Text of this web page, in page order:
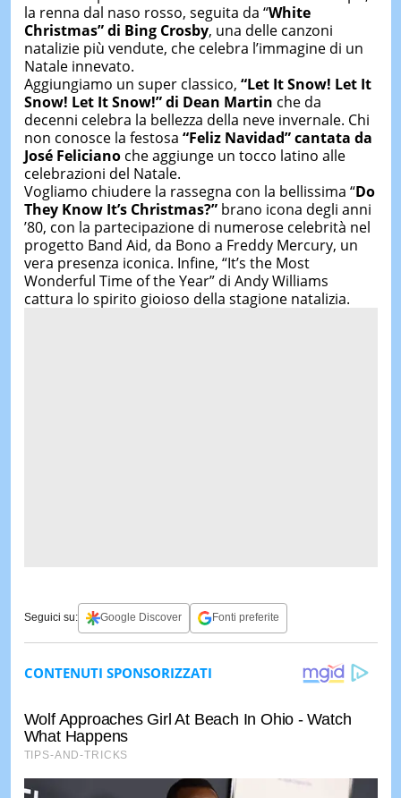
la renna dal naso rosso, seguita da “White
Christmas” di Bing Crosby, una delle canzoni
natalizie più vendute, che celebra l’immagine di un
Natale innevato.
Aggiungiamo un super classico, “Let It Snow! Let It
Snow! Let It Snow!” di Dean Martin che da
decenni celebra la bellezza della neve invernale. Chi
non conosce la festosa “Feliz Navidad” cantata da
José Felicianoche aggiunge un tocco latino alle
celebrazioni del Natale.
Vogliamo chiudere la rassegna con la bellissima “Do
They Know It’s Christmas?”brano icona degli anni
’80, con la partecipazione di numerose celebrità nel
progetto Band Aid, da Bono a Freddy Mercury, un
vera presenza iconica. Infine, “It’s the Most
Wonderful Time of the Year” di Andy Williams
cattura lo spirito gioioso della stagione natalizia.
Seguici su: Google Discover Fonti preferite